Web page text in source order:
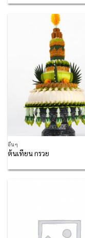
อื่นๆ
ต้นเทียน กรวย